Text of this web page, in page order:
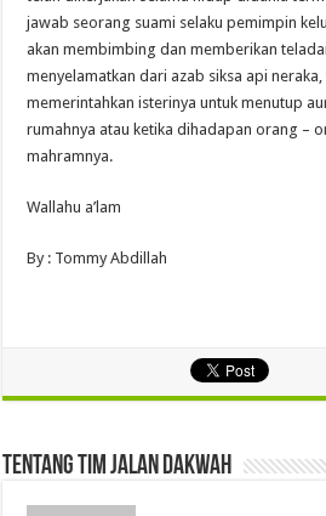
jawab seorang suami selaku pemimpin
akan membimbing dan memberikan
menyelamatkan dari azab siksa api neraka,
memerintahkan isterinya untuk menutup
rumahnya atau ketika dihadapan orang –
mahramnya.
Wallahu a’lam
By : Tommy Abdillah
Tentang Tim Jalan Dakwah